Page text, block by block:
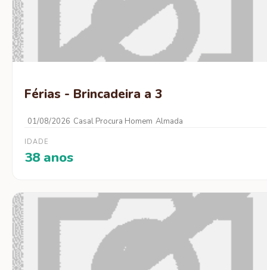
Férias - Brincadeira a 3
01/08/2026 Casal Procura Homem Almada
IDADE
38 anos